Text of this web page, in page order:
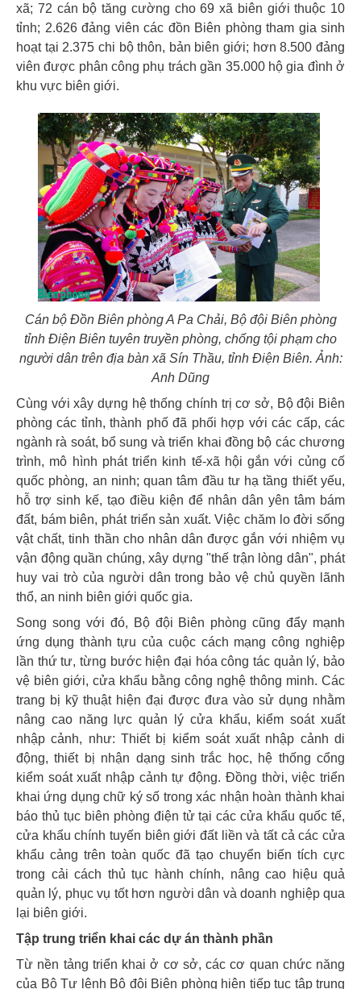
xã; 72 cán bộ tăng cường cho 69 xã biên giới thuộc 10
tỉnh; 2.626 đảng viên các đồn Biên phòng tham gia sinh
hoạt tại 2.375 chi bộ thôn, bản biên giới; hơn 8.500 đảng
viên được phân công phụ trách gần 35.000 hộ gia đình ở
khu vực biên giới.
Cán bộ Đồn Biên phòng A Pa Chải, Bộ đội Biên phòng
tỉnh Điện Biên tuyên truyền phòng, chống tội phạm cho
người dân trên địa bàn xã Sín Thầu, tỉnh Điện Biên. Ảnh:
Anh Dũng
Cùng với xây dựng hệ thống chính trị cơ sở, Bộ đội Biên
phòng các tỉnh, thành phố đã phối hợp với các cấp, các
ngành rà soát, bổ sung và triển khai đồng bộ các chương
trình, mô hình phát triển kinh tế-xã hội gắn với củng cố
quốc phòng, an ninh; quan tâm đầu tư hạ tầng thiết yếu,
hỗ trợ sinh kế, tạo điều kiện để nhân dân yên tâm bám
đất, bám biên, phát triển sản xuất. Việc chăm lo đời sống
vật chất, tinh thần cho nhân dân được gắn với nhiệm vụ
vận động quần chúng, xây dựng "thế trận lòng dân", phát
huy vai trò của người dân trong bảo vệ chủ quyền lãnh
thổ, an ninh biên giới quốc gia.
Song song với đó, Bộ đội Biên phòng cũng đẩy mạnh
ứng dụng thành tựu của cuộc cách mạng công nghiệp
lần thứ tư, từng bước hiện đại hóa công tác quản lý, bảo
vệ biên giới, cửa khẩu bằng công nghệ thông minh. Các
trang bị kỹ thuật hiện đại được đưa vào sử dụng nhằm
nâng cao năng lực quản lý cửa khẩu, kiểm soát xuất
nhập cảnh, như: Thiết bị kiểm soát xuất nhập cảnh di
động, thiết bị nhận dạng sinh trắc học, hệ thống cổng
kiểm soát xuất nhập cảnh tự động. Đồng thời, việc triển
khai ứng dụng chữ ký số trong xác nhận hoàn thành khai
báo thủ tục biên phòng điện tử tại các cửa khẩu quốc tế,
cửa khẩu chính tuyến biên giới đất liền và tất cả các cửa
khẩu cảng trên toàn quốc đã tạo chuyển biến tích cực
trong cải cách thủ tục hành chính, nâng cao hiệu quả
quản lý, phục vụ tốt hơn người dân và doanh nghiệp qua
lại biên giới.
Tập trung triển khai các dự án thành phần
Từ nền tảng triển khai ở cơ sở, các cơ quan chức năng
của Bộ Tư lệnh Bộ đội Biên phòng hiện tiếp tục tập trung